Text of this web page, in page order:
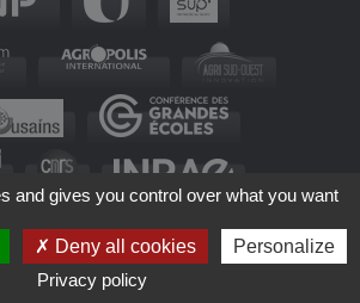
and gives you control over what you want
Deny all cookies
Personalize
Privacy policy